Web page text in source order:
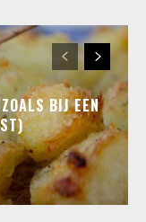
BIJ EEN